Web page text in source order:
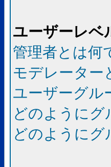
ユーザーレベ
管理者とは何
モデレーター
ユーザーグル
どのようにグ
どのように